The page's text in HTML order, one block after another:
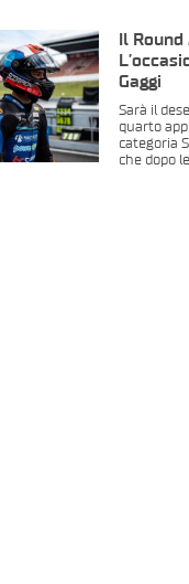
Il
Gaggi
Sarà il
quarto
categoria
che dopo